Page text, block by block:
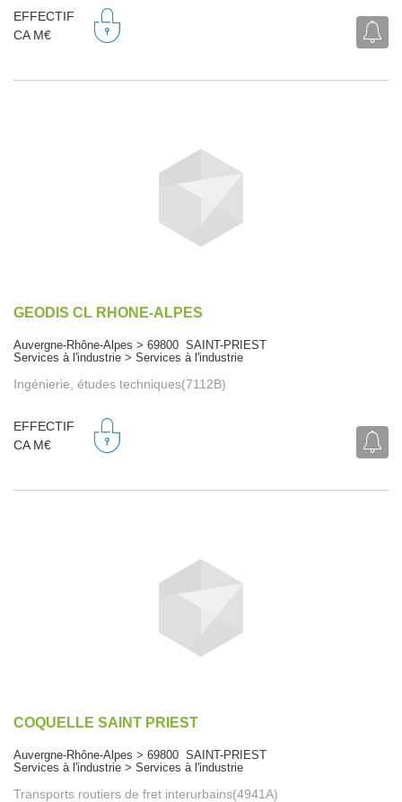
EFFECTIF
CA M€
GEODIS CL RHONE-ALPES
Auvergne-Rhône-Alpes > 69800 SAINT-PRIEST
Services à l'industrie > Services à l'industrie
Ingénierie, études techniques(7112B)
EFFECTIF
CA M€
COQUELLE SAINT PRIEST
Auvergne-Rhône-Alpes > 69800 SAINT-PRIEST
Services à l'industrie > Services à l'industrie
Transports routiers de fret interurbains(4941A)